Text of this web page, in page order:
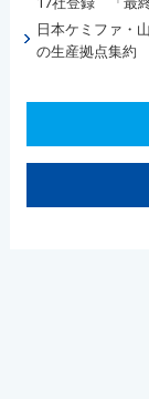
日本ケミファ・
の生産拠点集約